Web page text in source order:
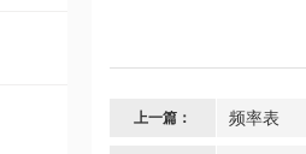
上一篇： 频率表